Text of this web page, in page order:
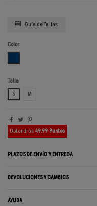
Guía de Tallas
Color
Talla
S
M
Obtendrás49.99 Puntos
PLAZOS DE ENVÍO Y ENTREGA
DEVOLUCIONES Y CAMBIOS
AYUDA